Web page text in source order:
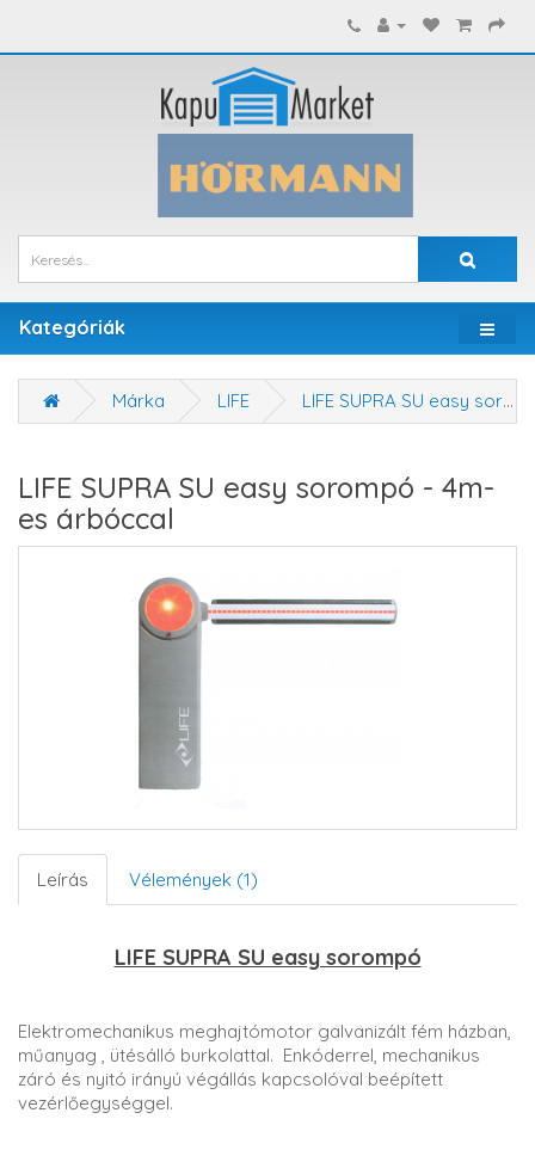
Kategóriák
Márka LIFE LIFE SUPRA SU easy sorompó - 4m-es árbóccal
LIFE SUPRA SU easy sorompó - 4m-
es árbóccal
Leírás Vélemények (1)
LIFE SUPRA SU easy sorompó
Elektromechanikus meghajtómotor galvanizált fém házban,
műanyag , ütésálló burkolattal. Enkóderrel, mechanikus
záró és nyitó irányú végállás kapcsolóval beépített
vezérlőegységgel.